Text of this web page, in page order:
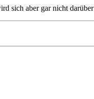
sich aber gar nicht